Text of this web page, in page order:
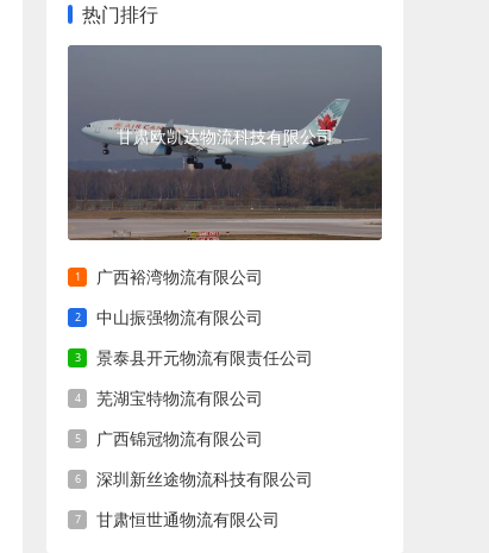
热门排行
甘肃欧凯达物流科技有限公司
广西裕湾物流有限公司
中山振强物流有限公司
景泰县开元物流有限责任公司
芜湖宝特物流有限公司
广西锦冠物流有限公司
深圳新丝途物流科技有限公司
甘肃恒世通物流有限公司